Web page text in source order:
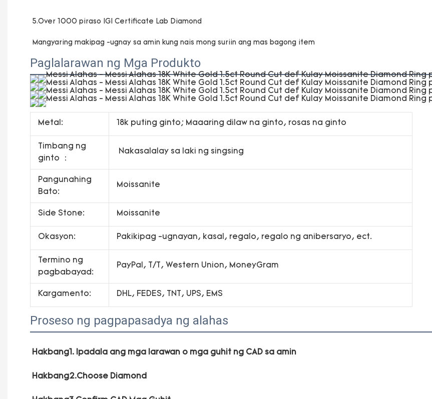
Paglalarawan ng Mga Produkto
Metal: 18k puting ginto; Maaaring dilaw na ginto, rosas na ginto
Timbang ng
ginto ：
Nakasalalay sa laki ng singsing
Pangunahing
Bato:
Moissanite
Side Stone: Moissanite
Okasyon: Pakikipag -ugnayan, kasal, regalo, regalo ng anibersaryo, ect.
Termino ng
pagbabayad:
PayPal, T/T, Western Union, MoneyGram
Kargamento: DHL, FEDES, TNT, UPS, EMS
Proseso ng pagpapasadya ng alahas